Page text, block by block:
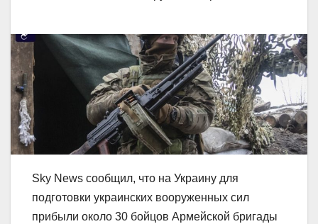
Sky News сообщил, что на Украину для
подготовки украинских вооруженных сил
прибыли около 30 бойцов Армейской бригады